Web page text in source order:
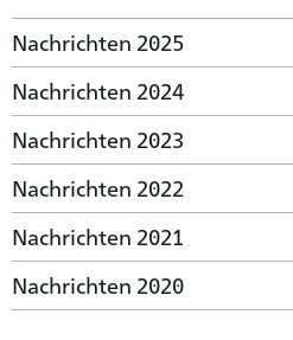
Nachrichten 2025
Nachrichten 2024
Nachrichten 2023
Nachrichten 2022
Nachrichten 2021
Nachrichten 2020